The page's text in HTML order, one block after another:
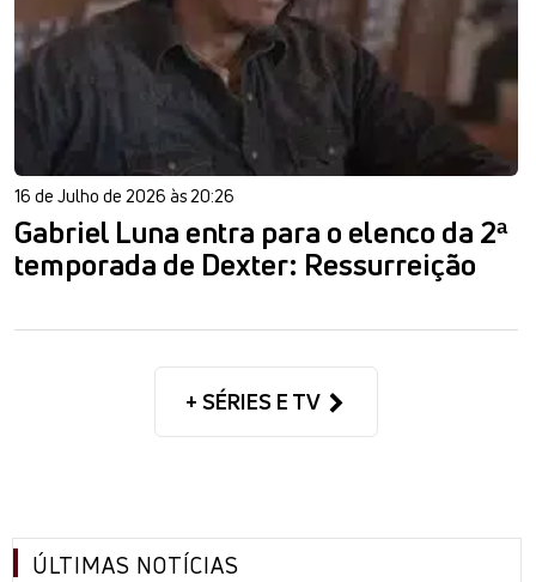
16 de Julho de 2026 às 20:26
Gabriel Luna entra para o elenco da 2ª
temporada de Dexter: Ressurreição
+ SÉRIES E TV
ÚLTIMAS NOTÍCIAS